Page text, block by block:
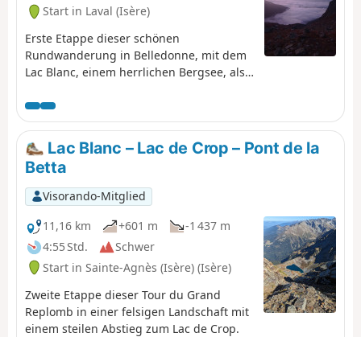
Start in Laval (Isère)
Erste Etappe dieser schönen
Rundwanderung in Belledonne, mit dem
Lac Blanc, einem herrlichen Bergsee, als
Lac Blanc – Lac de Crop – Pont de la
Betta
Visorando-Mitglied
11,16 km
+601 m
-1 437 m
4:55 Std.
Schwer
Start in Sainte-Agnès (Isère) (Isère)
Zweite Etappe dieser Tour du Grand
Replomb in einer felsigen Landschaft mit
einem steilen Abstieg zum Lac de Crop.